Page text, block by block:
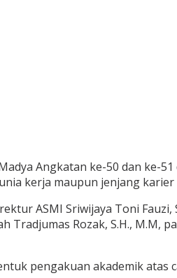
Angkatan ke-50 dan ke-51
kerja maupun jenjang
ASMI Sriwijaya Toni Fauzi,
Tradjumas Rozak, S.H., M.M,
pengakuan akademik atas